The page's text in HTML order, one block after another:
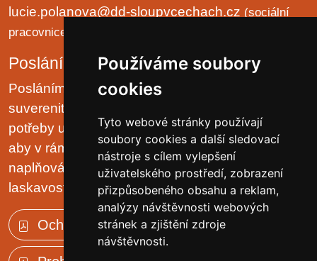
Používáme soubory
cookies
Tyto webové stránky používají
soubory cookies a další sledovací
nástroje s cílem vylepšení
uživatelského prostředí, zobrazení
přizpůsobeného obsahu a reklam,
analýzy návštěvnosti webových
stránek a zjištění zdroje
návštěvnosti.
lucie.polanova@dd-sloupvcechach.cz (sociální
pracovnice - oddělení B a LP)
Poslání organizace
Posláním domova je chránit lidská práva a
suverenitu uživatelů. Zjišťovat a zajišťovat životní
potřeby uživatelů v prostředí malých komunit tak,
aby v rámci možností pobytového zařízení, jejich
naplňování plynulo přirozeně, v klidu, trpělivě a s
laskavostí vlastní rodinnému prostředí.
Ochrana osobních údajů (GDPR)